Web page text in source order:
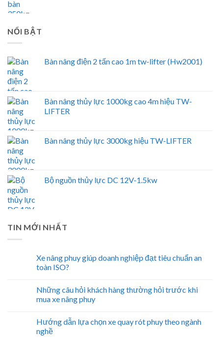
NỔI BẬT
Bàn nâng điện 2 tấn cao 1m tw-lifter (Hw2001)
Bàn nâng thủy lực 1000kg cao 4m hiệu TW-
LIFTER
Bàn nâng thủy lực 3000kg hiệu TW-LIFTER
Bộ nguồn thủy lực DC 12V-1.5kw
TIN MỚI NHẤT
Xe nâng phuy giúp doanh nghiệp đạt tiêu chuẩn an
toàn ISO?
Những câu hỏi khách hàng thường hỏi trước khi
mua xe nâng phuy
Hướng dẫn lựa chọn xe quay rót phuy theo ngành
nghề